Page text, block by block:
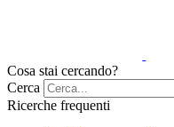
Cosa stai cercando?
Cerca
Ricerche frequenti